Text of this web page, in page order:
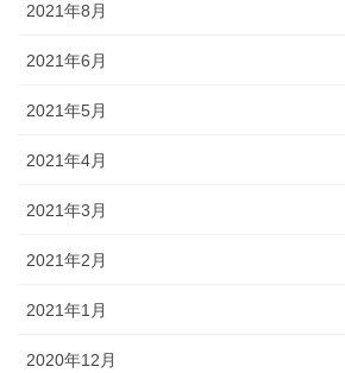
2021年8月
2021年6月
2021年5月
2021年4月
2021年3月
2021年2月
2021年1月
2020年12月